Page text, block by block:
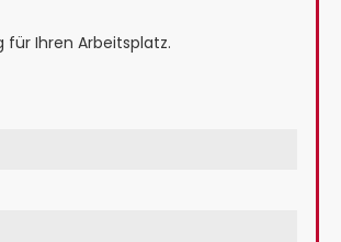
für Ihren Arbeitsplatz.